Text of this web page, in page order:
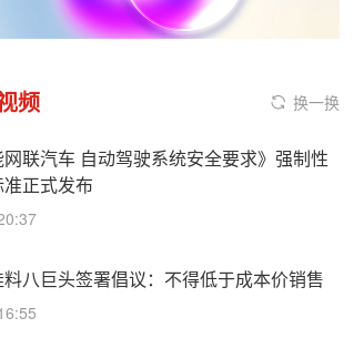
频 换一换
网联汽车 自动驾驶系统安全要求》强制性
正式发布
八巨头签署倡议：不得低于成本价销售